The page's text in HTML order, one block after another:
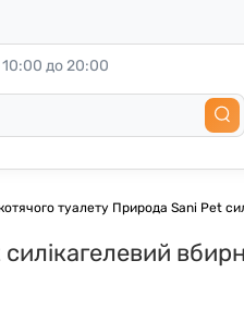
до 20:00
туалету Природа Sani Pet